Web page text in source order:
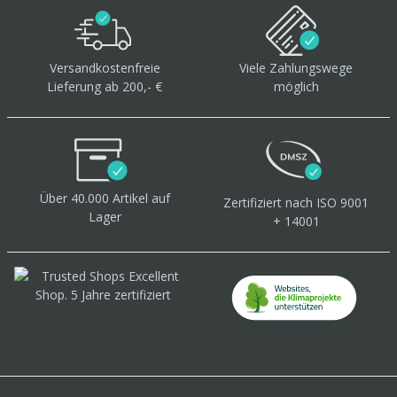
Versandkostenfreie
Lieferung ab 200,- €
Viele Zahlungswege
möglich
Über 40.000 Artikel auf
Lager
Zertifiziert nach ISO 9001
+ 14001